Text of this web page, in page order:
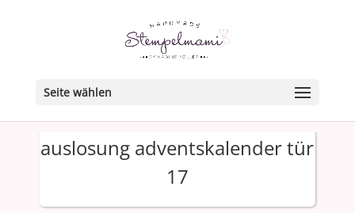
Seite wählen
auslosung adventskalender tür
17